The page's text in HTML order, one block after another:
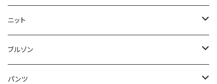
50/XL～
48/L
50/XL～
46/M
48/L
50/XL～
～44/S
46/M
48/L
ニット
～44/S
46/M
ブルゾン
～44/S
パンツ